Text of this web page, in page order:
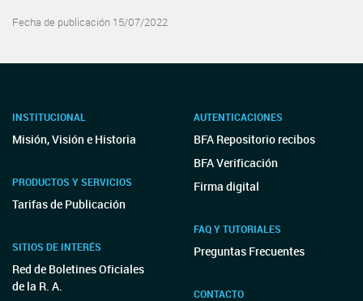
Fecha de publicación 15/07/2022
INSTITUCIONAL
Misión, Visión e Historia
PRODUCTOS Y SERVICIOS
Tarifas de Publicación
SITIOS DE INTERÉS
Red de Boletines Oficiales
de la R. A.
AUTENTICACIONES
BFA Repositorio recibos
BFA Verificación
Firma digital
FAQ Y TUTORIALES
Preguntas Frecuentes
CONTACTO